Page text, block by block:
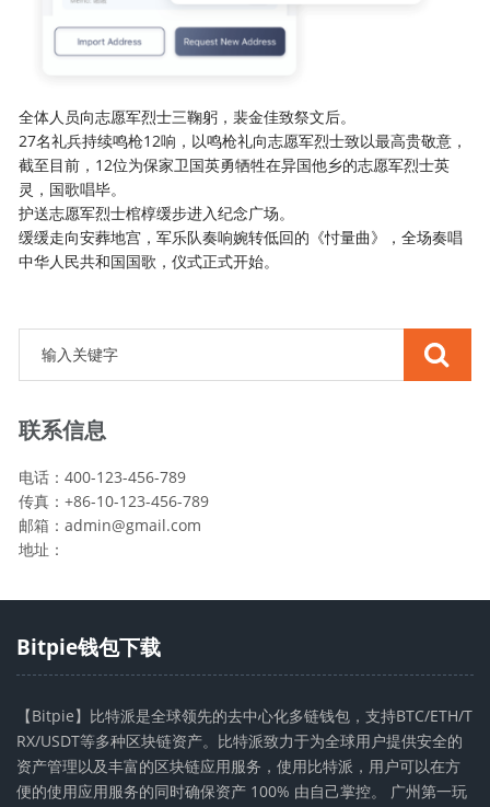
全体人员向志愿军烈士三鞠躬，裴金佳致祭文后。
27名礼兵持续鸣枪12响，以鸣枪礼向志愿军烈士致以最高贵敬意，
截至目前，12位为保家卫国英勇牺牲在异国他乡的志愿军烈士英
灵，国歌唱毕。
护送志愿军烈士棺椁缓步进入纪念广场。
缓缓走向安葬地宫，军乐队奏响婉转低回的《忖量曲》，全场奏唱
中华人民共和国国歌，仪式正式开始。
联系信息
电话：400-123-456-789
传真：+86-10-123-456-789
邮箱：admin@gmail.com
地址：
Bitpie钱包下载
【Bitpie】比特派是全球领先的去中心化多链钱包，支持BTC/ETH/T
RX/USDT等多种区块链资产。比特派致力于为全球用户提供安全的
资产管理以及丰富的区块链应用服务，使用比特派，用户可以在方
便的使用应用服务的同时确保资产 100% 由自己掌控。 广州第一玩